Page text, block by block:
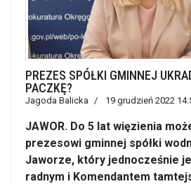
PREZES SPÓŁKI GMINNEJ
PACZKĘ?
Jagoda Balicka 19 grudzień 2022
JAWOR. Do 5 lat więzienia
prezesowi gminnej spółki
Jaworze, który jednocześnie
radnym i Komendantem